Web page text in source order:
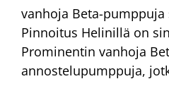
vanhoja Beta-
Pinnoitus Helinillä on
Prominentin vanhoja
annostelupumppuja,